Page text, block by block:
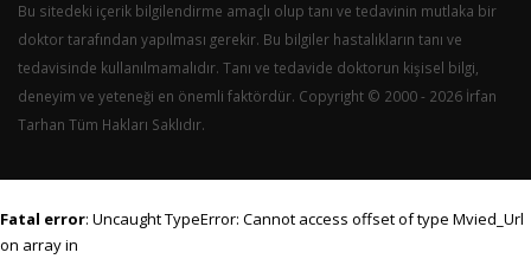
Bu sitedeki içerik bilgilendirme amaçlı olup tanı ve tedavinin mutlaka bir
doktor tarafından yapılması gerekir. Bu bilgiler hastalıkların tanı ve
tedavisinde kullanılmamalıdır. Tanı ve tedavide doktorun kişisel bilgi,
deneyim ve yeteneği en önemli faktördür. Copyright © 2000 - 2026 İrfan
Tarhan Tüm Hakları Saklıdır.
Fatal error: Uncaught TypeError: Cannot access offset of type Mvied_Url
on array in